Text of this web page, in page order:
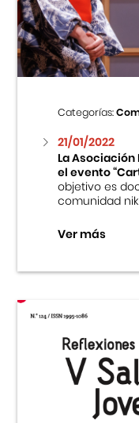
Centro
Cursos
Museo de la
Fondo Editorial
Teatro
Categorías:
21/01/2022
La Asociación
el evento
objetivo es
comunidad
Ver más